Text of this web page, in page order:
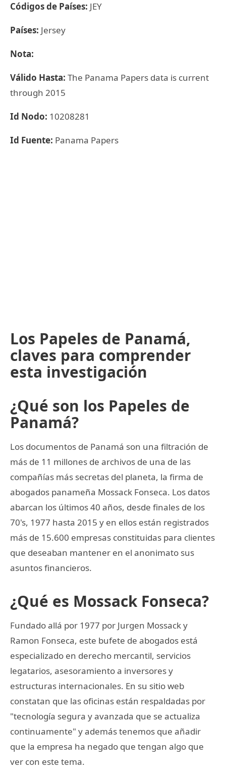
Códigos de Países: JEY
Países: Jersey
Nota:
Válido Hasta: The Panama Papers data is current
through 2015
Id Nodo: 10208281
Id Fuente: Panama Papers
Los Papeles de Panamá,
claves para comprender
esta investigación
¿Qué son los Papeles de
Panamá?
Los documentos de Panamá son una filtración de
más de 11 millones de archivos de una de las
compañías más secretas del planeta, la firma de
abogados panameña Mossack Fonseca. Los datos
abarcan los últimos 40 años, desde finales de los
70's, 1977 hasta 2015 y en ellos están registrados
más de 15.600 empresas constituidas para clientes
que deseaban mantener en el anonimato sus
asuntos financieros.
¿Qué es Mossack Fonseca?
Fundado allá por 1977 por Jurgen Mossack y
Ramon Fonseca, este bufete de abogados está
especializado en derecho mercantil, servicios
legatarios, asesoramiento a inversores y
estructuras internacionales. En su sitio web
constatan que las oficinas están respaldadas por
"tecnología segura y avanzada que se actualiza
continuamente" y además tenemos que añadir
que la empresa ha negado que tengan algo que
ver con este tema.